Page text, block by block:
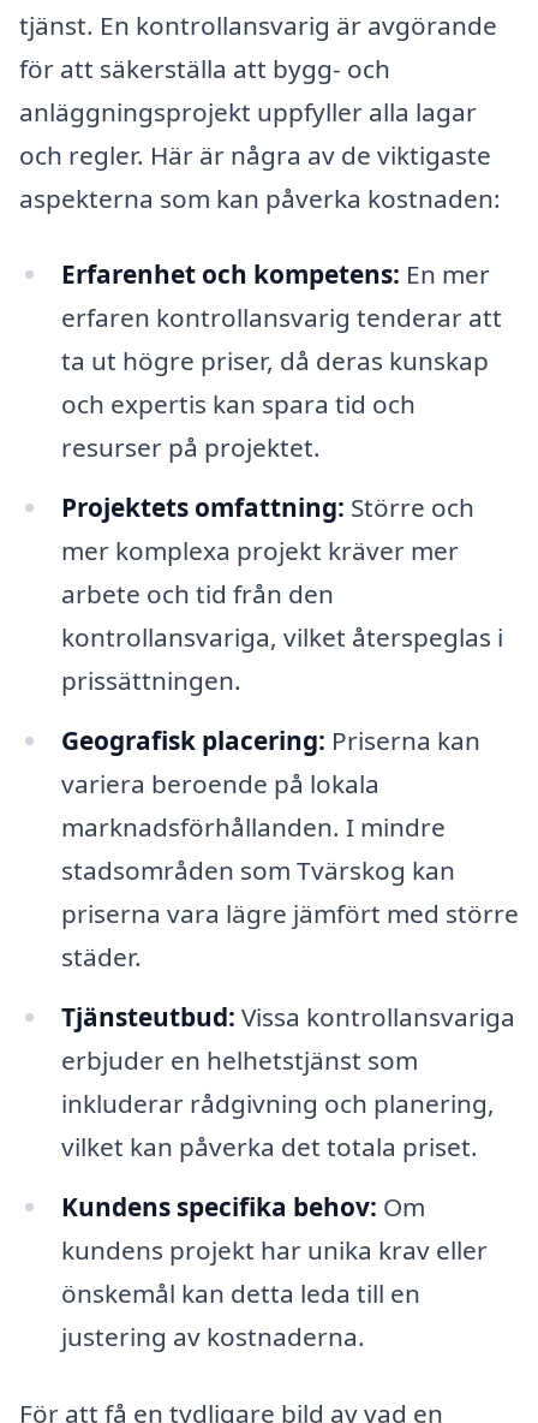
tjänst. En kontrollansvarig är avgörande
för att säkerställa att bygg- och
anläggningsprojekt uppfyller alla lagar
och regler. Här är några av de viktigaste
aspekterna som kan påverka kostnaden:
Erfarenhet och kompetens: En mer
erfaren kontrollansvarig tenderar att
ta ut högre priser, då deras kunskap
och expertis kan spara tid och
resurser på projektet.
Projektets omfattning: Större och
mer komplexa projekt kräver mer
arbete och tid från den
kontrollansvariga, vilket återspeglas i
prissättningen.
Geografisk placering: Priserna kan
variera beroende på lokala
marknadsförhållanden. I mindre
stadsområden som Tvärskog kan
priserna vara lägre jämfört med större
städer.
Tjänsteutbud: Vissa kontrollansvariga
erbjuder en helhetstjänst som
inkluderar rådgivning och planering,
vilket kan påverka det totala priset.
Kundens specifika behov: Om
kundens projekt har unika krav eller
önskemål kan detta leda till en
justering av kostnaderna.
För att få en tydligare bild av vad en